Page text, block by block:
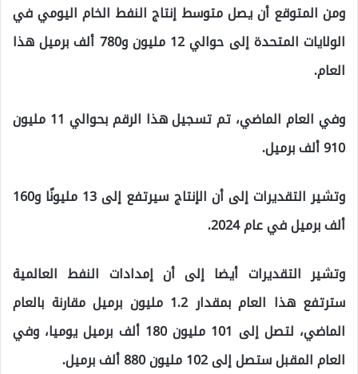
ومن المتوقع أن يصل متوسط ​​إنتاج النفط الخام اليومي في
الولايات المتحدة إلى حوالي 12 مليون و780 ألف برميل هذا
العام.
وفي العام الماضي، تم تسجيل هذا الرقم بحوالي 11 مليون
910 ألف برميل.
وتشير التقديرات إلى أن الإنتاج سيرتفع إلى 13 مليونًا و160
ألف برميل في عام 2024.
وتشير التقديرات أيضا إلى أن إمدادات النفط العالمية
سترتفع هذا العام بمقدار 1.2 مليون برميل مقارنة بالعام
الماضي، لتصل إلى 101 مليون 180 ألف برميل يوميا، وفي
العام المقبل ستصل إلى 102 مليون 880 ألف برميل.